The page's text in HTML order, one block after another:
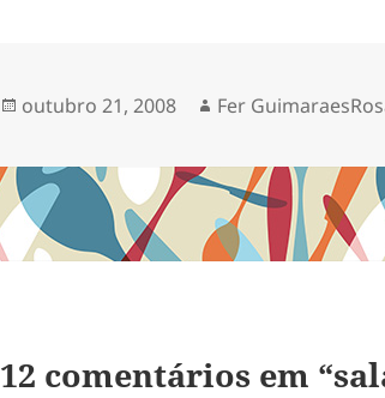
Publicado
outubro 21, 2008 Autor
Fer
12 comentários em